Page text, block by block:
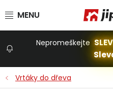
Nepromeškejte
Vrtáky do dřeva